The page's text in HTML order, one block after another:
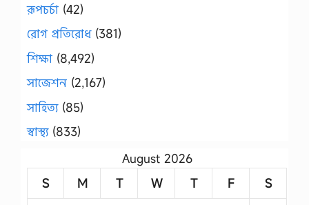
রূপচর্চা (42)
রোগ প্রতিরোধ(381)
শিক্ষা (8,492)
সাজেশন (2,167)
সাহিত্য(85)
স্বাস্থ্য(833)
August 2026
S
M T W T F
S